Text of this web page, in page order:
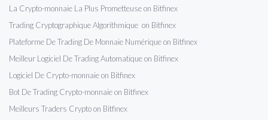
La Crypto-monnaie La Plus Prometteuse on Bitfinex
Trading Cryptographique Algorithmique on Bitfinex
Plateforme De Trading De Monnaie Numérique on Bitfinex
Meilleur Logiciel De Trading Automatique on Bitfinex
Logiciel De Crypto-monnaie on Bitfinex
Bot De Trading Crypto-monnaie on Bitfinex
Meilleurs Traders Crypto on Bitfinex